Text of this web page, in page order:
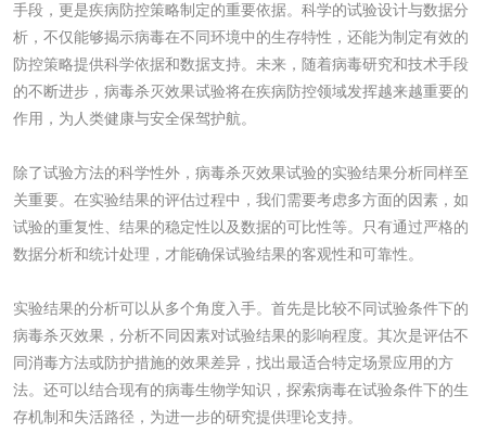
手段，更是疾病防控策略制定的重要依据。科学的试验设计与数据分
析，不仅能够揭示病毒在不同环境中的生存特性，还能为制定有效的
防控策略提供科学依据和数据支持。未来，随着病毒研究和技术手段
的不断进步，病毒杀灭效果试验将在疾病防控领域发挥越来越重要的
作用，为人类健康与安全保驾护航。
除了试验方法的科学性外，病毒杀灭效果试验的实验结果分析同样至
关重要。在实验结果的评估过程中，我们需要考虑多方面的因素，如
试验的重复性、结果的稳定性以及数据的可比性等。只有通过严格的
数据分析和统计处理，才能确保试验结果的客观性和可靠性。
实验结果的分析可以从多个角度入手。首先是比较不同试验条件下的
病毒杀灭效果，分析不同因素对试验结果的影响程度。其次是评估不
同消毒方法或防护措施的效果差异，找出最适合特定场景应用的方
法。还可以结合现有的病毒生物学知识，探索病毒在试验条件下的生
存机制和失活路径，为进一步的研究提供理论支持。
水处理剂
水处理药剂检测 聚丙烯酰胺检测
检测
三氯异氰尿酸检测 磷酸二氢铵检测
碳酸钙检测
活性炭
活性炭检测 煤质颗粒活性炭检